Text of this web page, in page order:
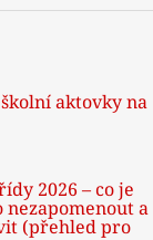
aktovky na
2026 – co je
nezapomenout a
(přehled pro